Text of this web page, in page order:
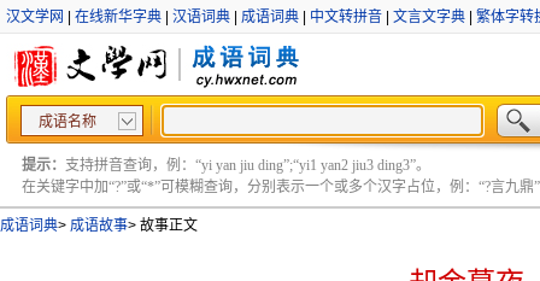
汉文学网 在线新华字典 汉语词典 成语词典 中文转拼音 文言文字典 繁体字转
成语名称
提示： 支持拼音查询，例：“yi yan jiu ding”;“yi1 yan2 jiu3 ding3”。
在关键字中加“?”或“*”可模糊查询，分别表示一个或多个汉字占位，例：“?言九鼎”
成语词典> 成语故事> 故事正文